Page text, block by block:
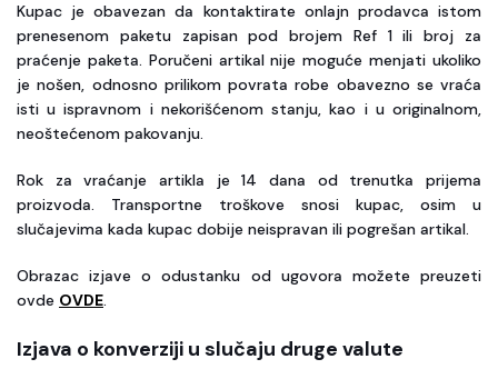
Kupac je obavezan da kontaktirate onlajn prodavca istom
prenesenom paketu zapisan pod brojem Ref 1 ili broj za
praćenje paketa. Poručeni artikal nije moguće menjati ukoliko
je nošen, odnosno prilikom povrata robe obavezno se vraća
isti u ispravnom i nekorišćenom stanju, kao i u originalnom,
neoštećenom pakovanju.
Rok za vraćanje artikla je 14 dana od trenutka prijema
proizvoda. Transportne troškove snosi kupac, osim u
slučajevima kada kupac dobije neispravan ili pogrešan artikal.
Obrazac izjave o odustanku od ugovora možete preuzeti
ovde OVDE.
Izjava o konverziji u slučaju druge valute